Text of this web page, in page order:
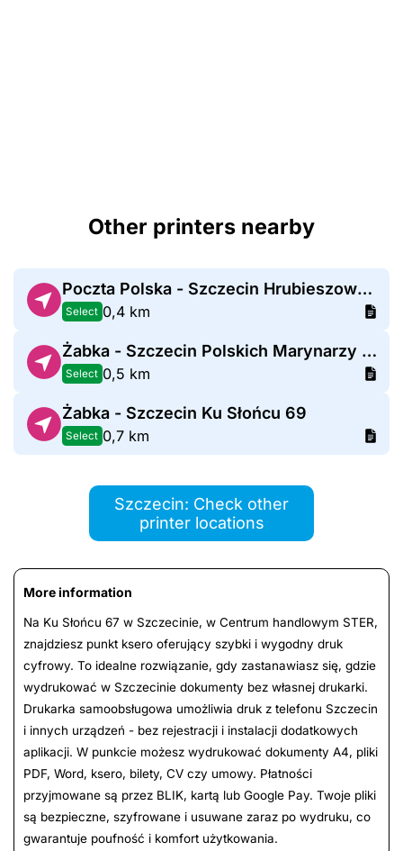
Other printers nearby
Poczta Polska - Szczecin Hrubieszowska
Select 0,4 km
Żabka - Szczecin Polskich Marynarzy 86
Select 0,5 km
Żabka - Szczecin Ku Słońcu 69
Select 0,7 km
Szczecin: Check other
printer locations
More information
Na Ku Słońcu 67 w Szczecinie, w Centrum handlowym STER,
znajdziesz punkt ksero oferujący szybki i wygodny druk
cyfrowy. To idealne rozwiązanie, gdy zastanawiasz się, gdzie
wydrukować w Szczecinie dokumenty bez własnej drukarki.
Drukarka samoobsługowa umożliwia druk z telefonu Szczecin
i innych urządzeń - bez rejestracji i instalacji dodatkowych
aplikacji. W punkcie możesz wydrukować dokumenty A4, pliki
PDF, Word, ksero, bilety, CV czy umowy. Płatności
przyjmowane są przez BLIK, kartą lub Google Pay. Twoje pliki
są bezpieczne, szyfrowane i usuwane zaraz po wydruku, co
gwarantuje poufność i komfort użytkowania.